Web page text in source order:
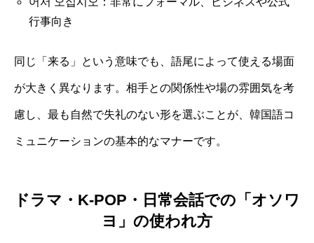
行事向き
同じ「来る」という意味でも、語尾によって使える場面
が大きく異なります。相手との関係性や場の雰囲気を考
慮し、最も自然で失礼のない形を選ぶことが、韓国語コ
ミュニケーションの基本的なマナーです。
ドラマ・K-POP・日常会話での「オソワ
ヨ」の使われ方